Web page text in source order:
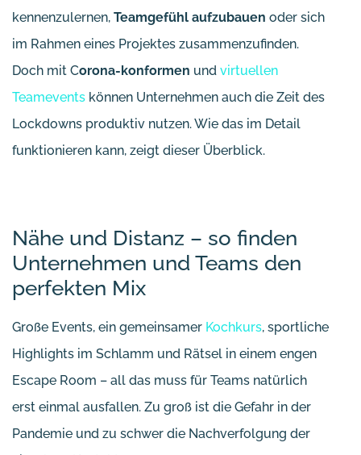
kennenzulernen, Teamgefühl aufzubauen oder sich
im Rahmen eines Projektes zusammenzufinden.
Doch mit Corona-konformen und virtuellen
Teamevents können Unternehmen auch die Zeit des
Lockdowns produktiv nutzen. Wie das im Detail
funktionieren kann, zeigt dieser Überblick.
Nähe und Distanz – so finden
Unternehmen und Teams den
perfekten Mix
Große Events, ein gemeinsamer Kochkurs, sportliche
Highlights im Schlamm und Rätsel in einem engen
Escape Room – all das muss für Teams natürlich
erst einmal ausfallen. Zu groß ist die Gefahr in der
Pandemie und zu schwer die Nachverfolgung der